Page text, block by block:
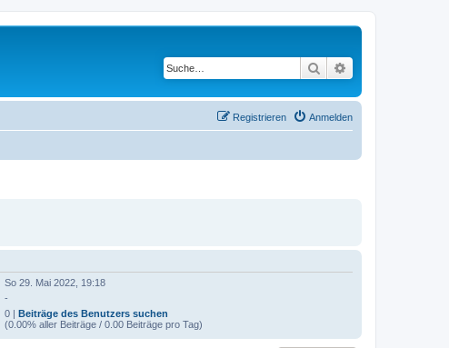
Suche
Anmelden
Registrieren
So 29. Mai 2022, 19:18
-
0 | Beiträge des Benutzers suchen
(0.00% aller Beiträge / 0.00 Beiträge pro Tag)